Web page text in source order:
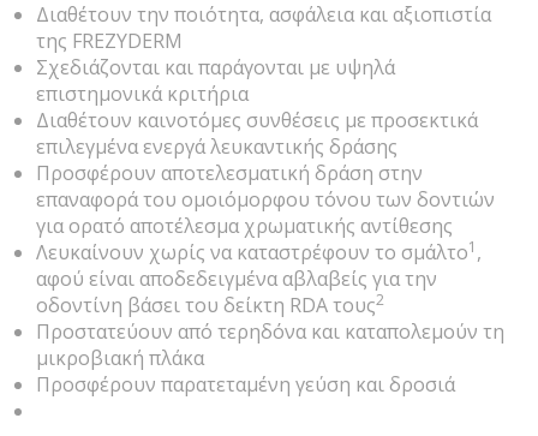
Διαθέτουν την ποιότητα, ασφάλεια και αξιοπιστία
της FREZYDERM
Σχεδιάζονται και παράγονται με υψηλά
επιστημονικά κριτήρια
Διαθέτουν καινοτόμες συνθέσεις με προσεκτικά
επιλεγμένα ενεργά λευκαντικής δράσης
Προσφέρουν αποτελεσματική δράση στην
επαναφορά του ομοιόμορφου τόνου των δοντιών
για ορατό αποτέλεσμα χρωματικής αντίθεσης
Λευκαίνουν χωρίς να καταστρέφουν το σμάλτο1 ,
αφού είναι αποδεδειγμένα αβλαβείς για την
οδοντίνη βάσει του δείκτη RDA τους2
Προστατεύουν από τερηδόνα και καταπολεμούν τη
μικροβιακή πλάκα
Προσφέρουν παρατεταμένη γεύση και δροσιά